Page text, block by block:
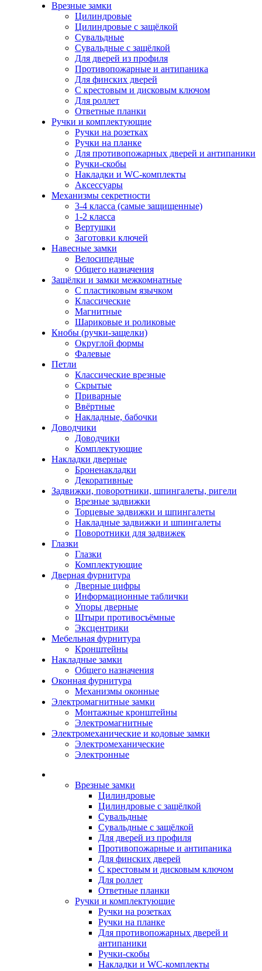
Врезные замки
Цилиндровые
Цилиндровые с защёлкой
Сувальдные
Сувальдные с защёлкой
Для дверей из профиля
Противопожарные и антипаника
Для финских дверей
С крестовым и дисковым ключом
Для роллет
Ответные планки
Ручки и комплектующие
Ручки на розетках
Ручки на планке
Для противопожарных дверей и антипаники
Ручки-скобы
Накладки и WC-комплекты
Аксессуары
Механизмы секретности
3-4 класса (самые защищенные)
1-2 класса
Вертушки
Заготовки ключей
Навесные замки
Велосипедные
Общего назначения
Защёлки и замки межкомнатные
С пластиковым язычком
Классические
Магнитные
Шариковые и роликовые
Кнобы (ручки-защелки)
Округлой формы
Фалевые
Петли
Классические врезные
Скрытые
Приварные
Ввёртные
Накладные, бабочки
Доводчики
Доводчики
Комплектующие
Накладки дверные
Броненакладки
Декоративные
Задвижки, поворотники, шпингалеты, ригели
Врезные задвижки
Торцевые задвижки и шпингалеты
Накладные задвижки и шпингалеты
Поворотники для задвижек
Глазки
Глазки
Комплектующие
Дверная фурнитура
Дверные цифры
Информационные таблички
Упоры дверные
Штыри противосъёмные
Эксцентрики
Мебельная фурнитура
Кронштейны
Накладные замки
Общего назначения
Оконная фурнитура
Механизмы оконные
Электромагнитные замки
Монтажные кронштейны
Электромагнитные
Электромеханические и кодовые замки
Электромеханические
Электронные
Врезные замки
Цилиндровые
Цилиндровые с защёлкой
Сувальдные
Сувальдные с защёлкой
Для дверей из профиля
Противопожарные и антипаника
Для финских дверей
С крестовым и дисковым ключом
Для роллет
Ответные планки
Ручки и комплектующие
Ручки на розетках
Ручки на планке
Для противопожарных дверей и
антипаники
Ручки-скобы
Накладки и WC-комплекты